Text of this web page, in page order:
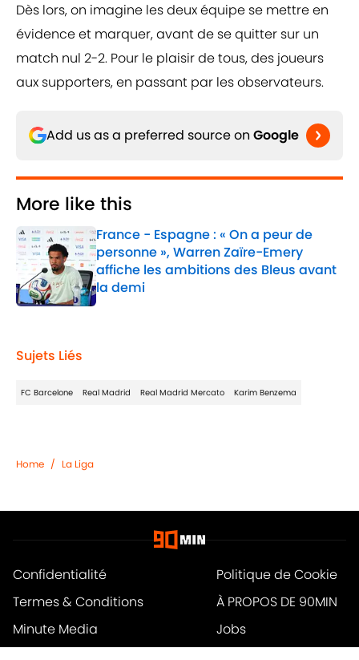
Dès lors, on imagine les deux équipe se mettre en
évidence et marquer, avant de se quitter sur un
match nul 2-2. Pour le plaisir de tous, des joueurs
aux supporters, en passant par les observateurs.
Add us as a preferred source on Google
More like this
France - Espagne : « On a peur de
personne », Warren Zaïre-Emery
affiche les ambitions des Bleus avant
la demi
Published by on Invalid Date
Sujets Liés
FC Barcelone Real Madrid Real Madrid Mercato Karim Benzema
Home / La Liga
Confidentialité
Politique de Cookie
Termes & Conditions
À PROPOS DE 90MIN
Minute Media
Jobs